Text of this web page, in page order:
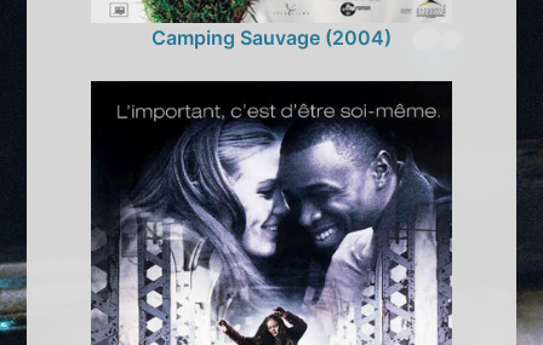
Camping Sauvage (2004)